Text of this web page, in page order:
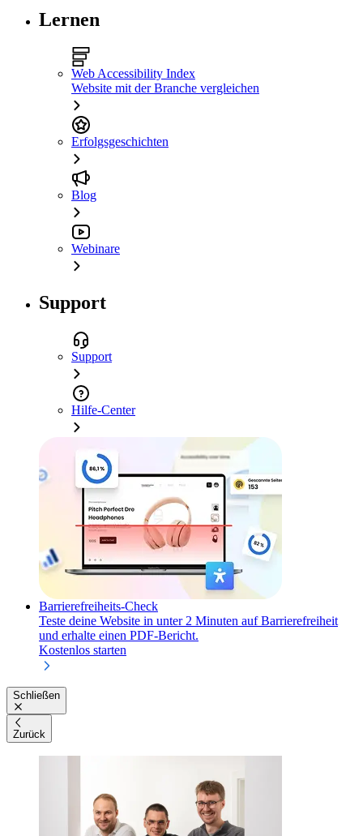
Lernen
Web Accessibility Index
Website mit der Branche vergleichen
Erfolgsgeschichten
Blog
Webinare
Support
Support
Hilfe-Center
Barrierefreiheits-Check
Teste deine Website in unter 2 Minuten auf Barrierefreiheit
und erhalte einen PDF-Bericht.
Kostenlos starten
Schließen
Zurück